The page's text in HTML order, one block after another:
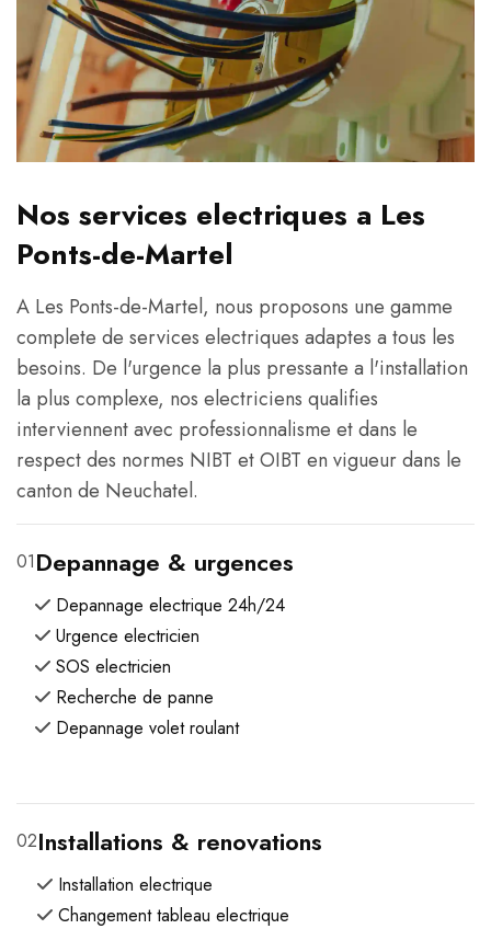
Nos services electriques a Les
Ponts-de-Martel
A Les Ponts-de-Martel, nous proposons une gamme
complete de services electriques adaptes a tous les
besoins. De l'urgence la plus pressante a l'installation
la plus complexe, nos electriciens qualifies
interviennent avec professionnalisme et dans le
respect des normes NIBT et OIBT en vigueur dans le
canton de Neuchatel.
01Depannage & urgences
Depannage electrique 24h/24
Urgence electricien
SOS electricien
Recherche de panne
Depannage volet roulant
02Installations & renovations
Installation electrique
Changement tableau electrique